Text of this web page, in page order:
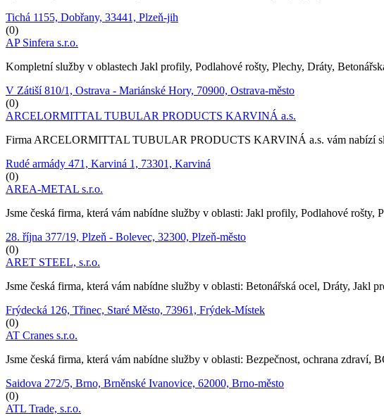
Tichá 1155, Dobřany, 33441, Plzeň-jih
(0)
AP Sinfera s.r.o.
Kompletní služby v oblastech Jakl profily, Podlahové rošty, Plechy, Dráty,
V Zátiší 810/1, Ostrava - Mariánské Hory, 70900, Ostrava-město
(0)
ARCELORMITTAL TUBULAR PRODUCTS KARVINÁ a.s.
Firma ARCELORMITTAL TUBULAR PRODUCTS KARVINÁ a.s. vám nabízí
Rudé armády 471, Karviná 1, 73301, Karviná
(0)
AREA-METAL s.r.o.
Jsme česká firma, která vám nabídne služby v oblasti: Jakl profily, Podlahové
28. října 377/19, Plzeň - Bolevec, 32300, Plzeň-město
(0)
ARET STEEL, s.r.o.
Jsme česká firma, která vám nabídne služby v oblasti: Betonářská ocel, Dráty, Jakl
Frýdecká 126, Třinec, Staré Město, 73961, Frýdek-Místek
(0)
AT Cranes s.r.o.
Jsme česká firma, která vám nabídne služby v oblasti: Bezpečnost, ochrana
Saidova 272/5, Brno, Brněnské Ivanovice, 62000, Brno-město
(0)
ATL Trade, s.r.o.